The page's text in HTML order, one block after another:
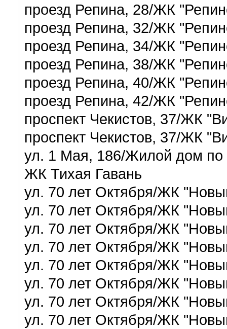
проезд Репина, 28/ЖК
проезд Репина, 32/ЖК
проезд Репина, 34/ЖК
проезд Репина, 38/ЖК
проезд Репина, 40/ЖК
проезд Репина, 42/ЖК
проспект Чекистов, 37/ЖК
проспект Чекистов, 37/ЖК
ул. 1 Мая, 186/Жилой дом по
ЖК Тихая Гавань
ул. 70 лет Октября/ЖК
ул. 70 лет Октября/ЖК
ул. 70 лет Октября/ЖК
ул. 70 лет Октября/ЖК
ул. 70 лет Октября/ЖК
ул. 70 лет Октября/ЖК
ул. 70 лет Октября/ЖК
ул. 70 лет Октября/ЖК